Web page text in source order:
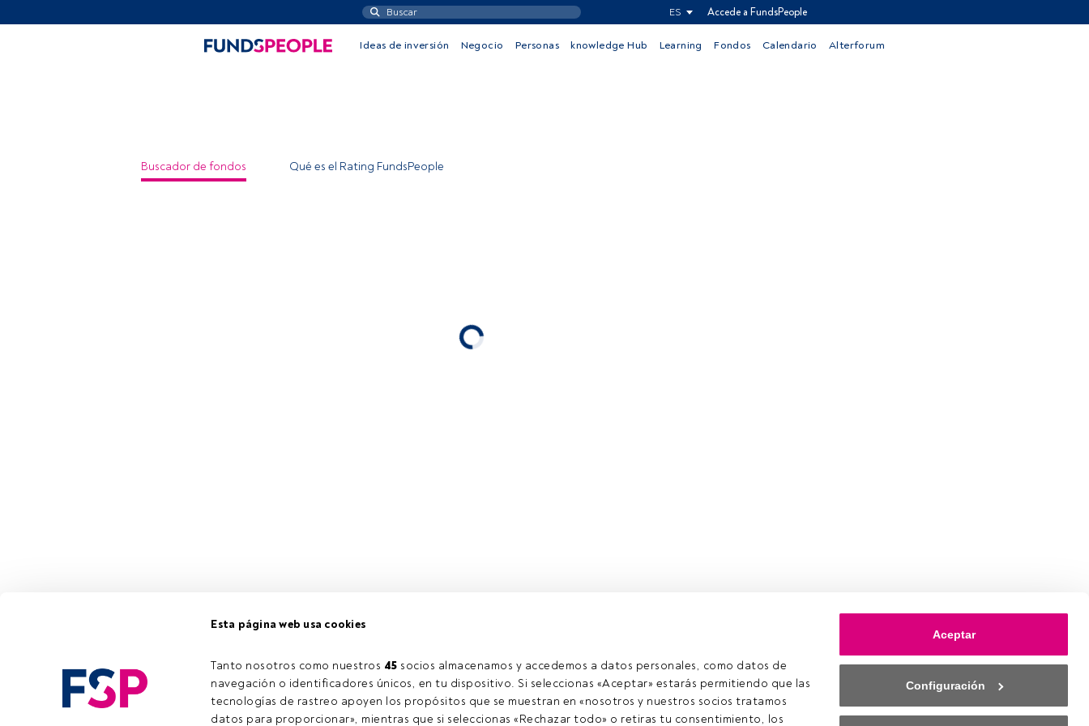
Esta página web usa cookies
Tanto nosotros como nuestros 45 socios almacenamos y accedemos a datos personales, como datos de
navegación o identificadores únicos, en tu dispositivo. Si seleccionas «Aceptar» estarás permitiendo que las
tecnologías de rastreo apoyen los propósitos que se muestran en «nosotros y nuestros socios tratamos
datos para proporcionar», mientras que si seleccionas «Rechazar todo» o retiras tu consentimiento, los
Aceptar
Configuración
ES Accede a FundsPeople
Ideas de inversión Negocio Personas knowledge Hub Learning Fondos Calendario Alterforum
Buscador de fondos Qué es el Rating FundsPeople